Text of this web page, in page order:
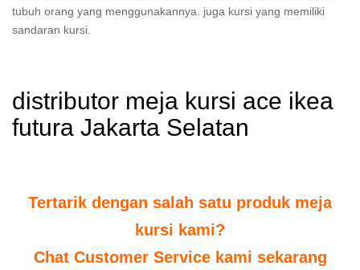
tubuh orang yang menggunakannya. juga kursi yang memiliki
sandaran kursi.
distributor meja kursi ace ikea
futura Jakarta Selatan
Tertarik dengan salah satu produk meja
kursi kami?
Chat Customer Service kami sekarang